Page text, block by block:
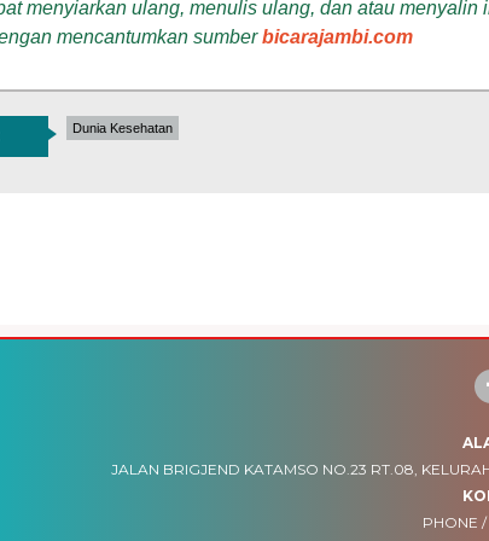
menyiarkan ulang, menulis ulang, dan atau menyalin
mencantumkan sumberbicarajambi.com
Dunia Kesehatan
JALAN BRIGJEND KATAMSO NO.23 RT.08,
PHONE